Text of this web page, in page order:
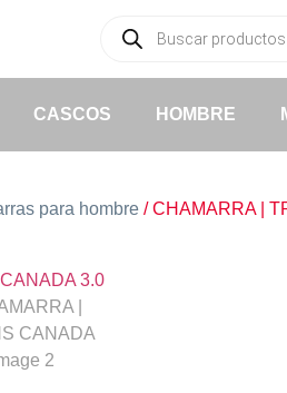
CASCOS HOMBRE
para hombre / CHAMARRA |